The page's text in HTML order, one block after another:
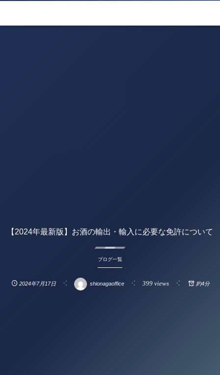
【2024年最新版】お酒の輸出・輸入に必要な免許について
ブログ一覧
2024年7月17日 shionagaoffice 399 views 約4分